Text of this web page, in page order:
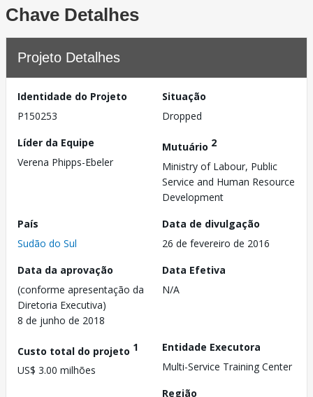
Chave Detalhes
Projeto Detalhes
Identidade do Projeto
P150253
Situação
Dropped
Líder da Equipe
Verena Phipps-Ebeler
Mutuário 2
Ministry of Labour, Public
Service and Human Resource
Development
País
Sudão do Sul
Data de divulgação
26 de fevereiro de 2016
Data da aprovação
(conforme apresentação da
Diretoria Executiva)
8 de junho de 2018
Data Efetiva
N/A
Custo total do projeto 1
US$ 3.00 milhões
Entidade Executora
Multi-Service Training Center
Região